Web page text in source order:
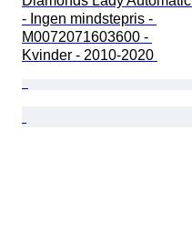
- Ingen mindstepris -
M0072071603600 -
Kvinder - 2010-2020